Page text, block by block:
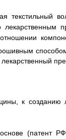
к созданию